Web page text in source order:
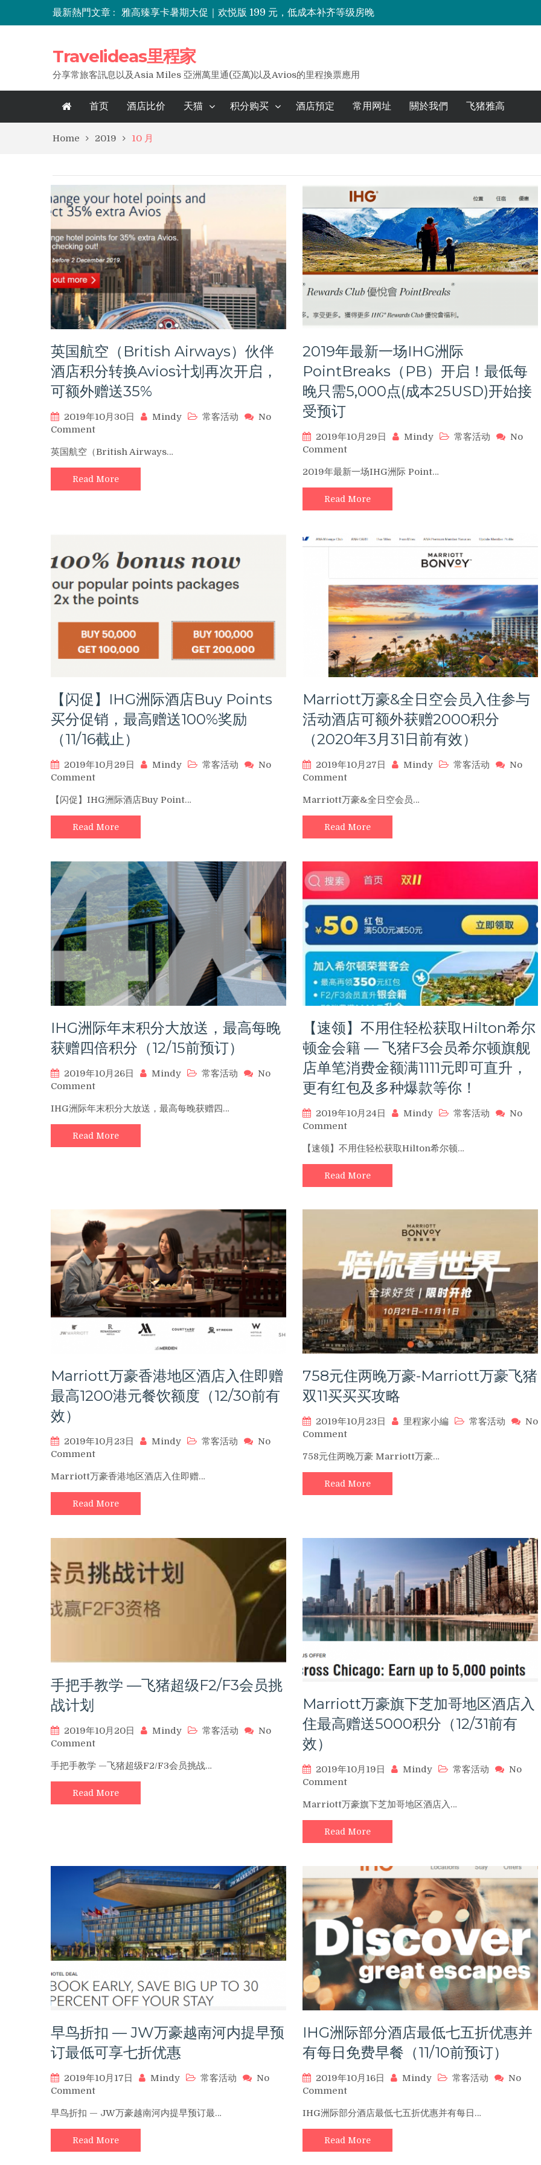
最新熱門文章 :
酒店买分五折优惠上线，里程家分享低成本兑换海外住宿攻略
七折住长白山！IHG洲际全球目的地特惠最高享七折优惠，限时一周！
Travelideas里程家
分享常旅客訊息以及Asia Miles 亞洲萬里通(亞萬)以及Avios的里程換票應用
首页 酒店比价 天猫 积分购买 酒店預定 常用网址 關於我們 飞猪雅高
Home 2019 10 月
英国航空（British Airways）伙伴
酒店积分转换Avios计划再次开启，
可额外赠送35%
2019年10月30日 Mindy 常客活动
No
Commenton
国
航
空
（British
店
积
分
转
换
Avios
计
划
再
启，
可
额
外
赠
35%
英国航空（British Airways…
Read More
2019年最新一场IHG洲际
PointBreaks（PB）开启！最低每
晚只需5,000点(成本25USD)开始接
受预订
2019年10月29日 Mindy 常客活动
No
Commenton
年
最
新
一
IHG
洲
开
启！
最
低
每
晚
只
需
点
(成
本
25USD)
始
接
预
订
2019年最新一场IHG洲际 Point…
Read More
【闪促】IHG洲际酒店Buy Points
买分促销，最高赠送100%奖励
（11/16截止）
2019年10月29日 Mindy 常客活动
No
Commenton
促】
IHG
洲
际
店
Buy
Points
买
分
促
销，
高
赠
送
100%
励
（11/16
截
止）
【闪促】IHG洲际酒店Buy Point…
Read More
Marriott万豪&全日空会员入住参与
活动酒店可额外获赠2000积分
（2020年3月31日前有效）
2019年10月27日 Mindy 常客活动
No
Commenton
万
豪
&
全
会
员
入
住
参
与
活
动
酒
店
可
外
获
赠
2000
积
分
（2020
年
月
日
效）
Marriott万豪&全日空会员…
Read More
IHG洲际年末积分大放送，最高每晚
获赠四倍积分（12/15前预订）
2019年10月26日 Mindy 常客活动
No
Commenton
洲
际
年
末
送，
最
高
每
晚
获
赠
四
倍
预
订）
IHG洲际年末积分大放送，最高每晚获赠四…
Read More
【速领】不用住轻松获取Hilton希尔
顿金会籍 — 飞猪F3会员希尔顿旗舰
店单笔消费金额满1111元即可直升，
更有红包及多种爆款等你！
2019年10月24日 Mindy 常客活动
No
Commenton
领】
不
用
住
Hilton
希
尔
金
会
籍
—
飞
F3
会
员
希
尔
旗
店
单
1111
即
可
直
有
及
多
种
等
【速领】不用住轻松获取Hilton希尔顿…
Read More
Marriott万豪香港地区酒店入住即赠
最高1200港元餐饮额度（12/30前有
效）
2019年10月23日 Mindy 常客活动
No
Commenton
万
豪
香
港
店
入
即
赠
元
餐
度
（12/30
有
效）
Marriott万豪香港地区酒店入住即赠…
Read More
758元住两晚万豪-Marriott万豪飞猪
双11买买买攻略
2019年10月23日 里程家小編 常客活动
No
Commenton
元
住
两
晚
猪
双
11
买
买
攻
略
758元住两晚万豪 Marriott万豪…
Read More
手把手教学 —飞猪超级F2/F3会员挑
战计划
2019年10月20日 Mindy 常客活动
No
Commenton
把
手
教
学
级
F2/F3
会
员
挑
战
计
划
手把手教学 —飞猪超级F2/F3会员挑战…
Read More
Marriott万豪旗下芝加哥地区酒店入
住最高赠送5000积分（12/31前有
效）
2019年10月19日 Mindy 常客活动
No
Commenton
万
豪
旗
下
哥
地
区
酒
店
入
住
最
高
赠
送
积
分
（12/31
前
Marriott万豪旗下芝加哥地区酒店入…
Read More
早鸟折扣 — JW万豪越南河内提早预
订最低可享七折优惠
2019年10月17日 Mindy 常客活动
No
Commenton
鸟
折
扣
—
早鸟折扣 — JW万豪越南河内提早预订最…
Read More
IHG洲际部分酒店最低七五折优惠并
有每日免费早餐（11/10前预订）
2019年10月16日 Mindy 常客活动
No
Commenton
洲
际
部
分
IHG洲际部分酒店最低七五折优惠并有每日…
Read More